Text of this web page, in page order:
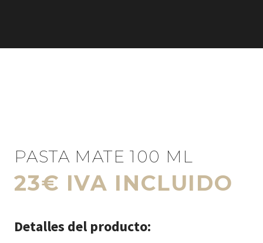
PASTA MATE 100 ML
23€ IVA INCLUIDO
Detalles del producto: